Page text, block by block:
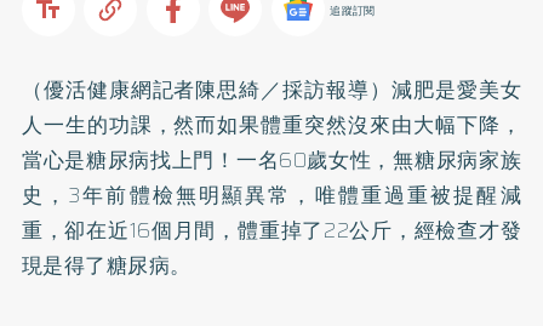
追蹤訂閱
（優活健康網記者陳思綺／採訪報導）減肥是愛美女
人一生的功課，然而如果體重突然沒來由大幅下降，
當心是糖尿病找上門！一名60歲女性，無糖尿病家族
史，3年前體檢無明顯異常，唯體重過重被提醒減
重，卻在近16個月間，體重掉了22公斤，經檢查才發
現是得了糖尿病。